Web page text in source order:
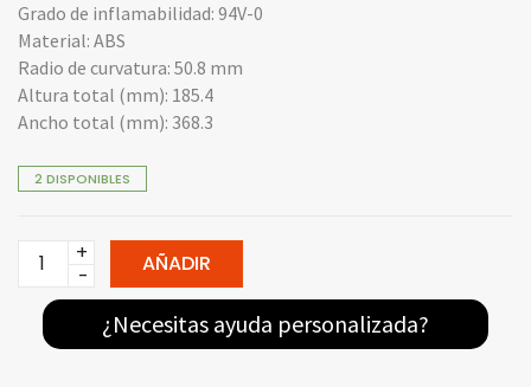
Grado de inflamabilidad: 94V-0
Material: ABS
Radio de curvatura: 50.8 mm
Altura total (mm): 185.4
Ancho total (mm): 368.3
2 DISPONIBLES
FRVT4X4YL
PANDUIT
MONTAJE
AÑADIR
¿Necesitas ayuda personalizada?